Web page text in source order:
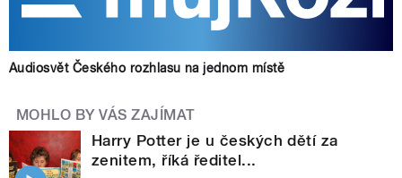
Audiosvět Českého rozhlasu na jednom místě
MOHLO BY VÁS ZAJÍMAT
Harry Potter je u českých dětí za
zenitem, říká ředitel...